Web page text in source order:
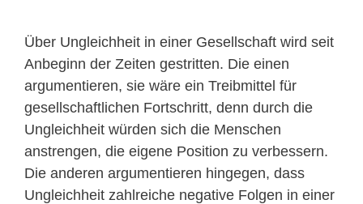
Über Ungleichheit in einer Gesellschaft wird seit
Anbeginn der Zeiten gestritten. Die einen
argumentieren, sie wäre ein Treibmittel für
gesellschaftlichen Fortschritt, denn durch die
Ungleichheit würden sich die Menschen
anstrengen, die eigene Position zu verbessern.
Die anderen argumentieren hingegen, dass
Ungleichheit zahlreiche negative Folgen in einer